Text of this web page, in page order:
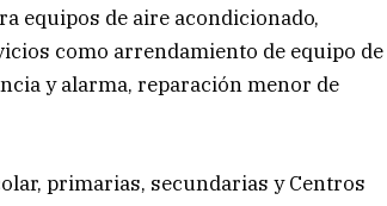
equipos de aire acondicionado,
como arrendamiento de equipo de
y alarma, reparación menor de
primarias, secundarias y Centros